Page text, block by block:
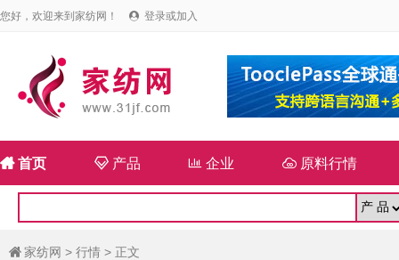
您好，欢迎来到家纺网！  登录或加入
首页 产品  企业 原料行情
 家纺网 > 行情 > 正文